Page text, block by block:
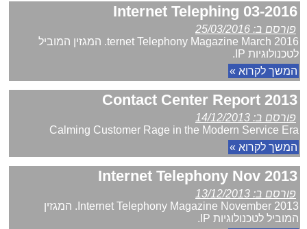
Internet Telephing 03-2016
פורסם ב: 25/03/2016
ternet Telephony Magazine March 2016. המגזין המוביל
לטכנולוגיות IP.
המשך לקרוא »
2013 Contact Center Report
פורסם ב: 14/12/2013
Calming Customer Rage in the Modern Service Era
המשך לקרוא »
Internet Telephony Nov 2013
פורסם ב: 13/12/2013
Internet Telephony Magazine November 2013. המגזין
המוביל לטכנולוגיות IP.